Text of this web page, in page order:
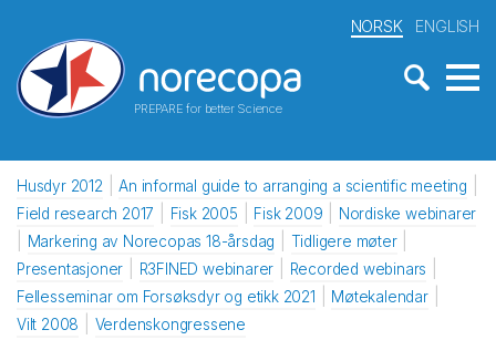
PREPARE for better Science
NORSK ENGLISH
Husdyr 2012
An informal guide to arranging a scientific meeting
Field research 2017
Fisk 2005 Fisk 2009
Nordiske webinarer
Markering av Norecopas 18-årsdag
Tidligere møter
Presentasjoner
R3FINED webinarer
Recorded webinars
Fellesseminar om Forsøksdyr og etikk 2021
Møtekalendar
Vilt 2008
Verdenskongressene